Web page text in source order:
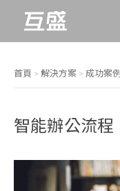
首頁 > 解決方案 > 成功案例
智能辦公流程